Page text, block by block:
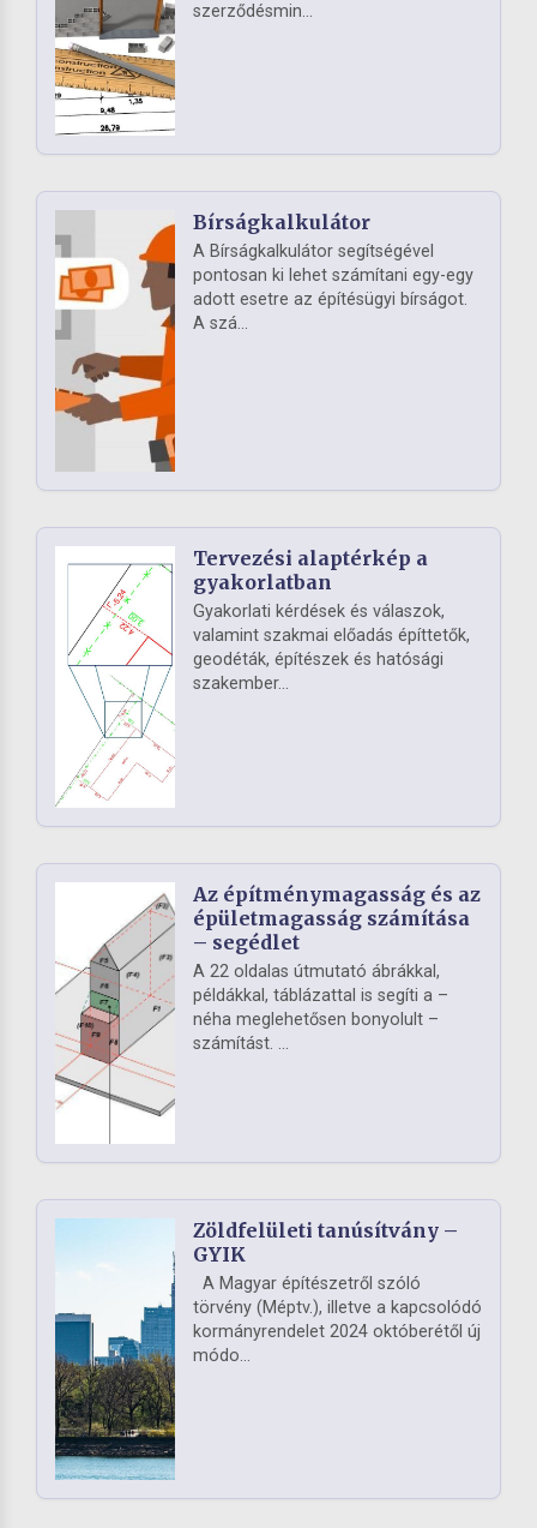
szerződésmin...
Bírságkalkulátor
A Bírságkalkulátor segítségével
pontosan ki lehet számítani egy-egy
adott esetre az építésügyi bírságot.
A szá...
Tervezési alaptérkép a
gyakorlatban
Gyakorlati kérdések és válaszok,
valamint szakmai előadás építtetők,
geodéták, építészek és hatósági
szakember...
Az építménymagasság és az
épületmagasság számítása
– segédlet
A 22 oldalas útmutató ábrákkal,
példákkal, táblázattal is segíti a –
néha meglehetősen bonyolult –
számítást. ...
Zöldfelületi tanúsítvány –
GYIK
A Magyar építészetről szóló
törvény (Méptv.), illetve a kapcsolódó
kormányrendelet 2024 októberétől új
módo...